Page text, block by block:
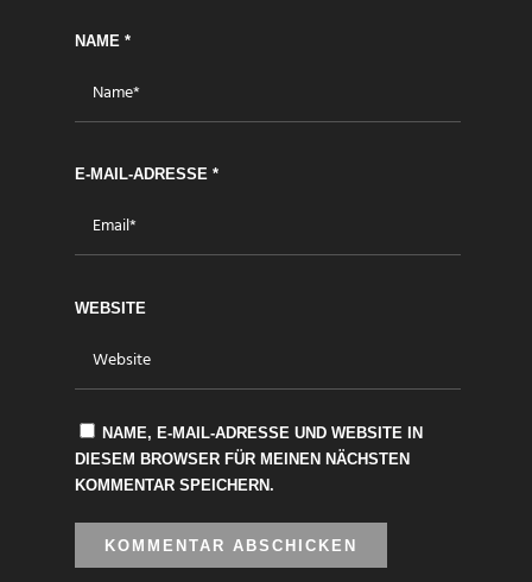
NAME *
E-MAIL-ADRESSE *
WEBSITE
NAME, E-MAIL-ADRESSE UND WEBSITE IN
DIESEM BROWSER FÜR MEINEN NÄCHSTEN
KOMMENTAR SPEICHERN.